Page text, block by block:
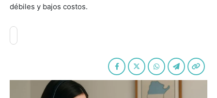
débiles y bajos costos.